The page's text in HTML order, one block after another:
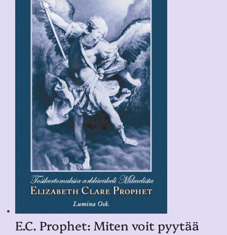
E.C. Prophet: Miten voit pyytää